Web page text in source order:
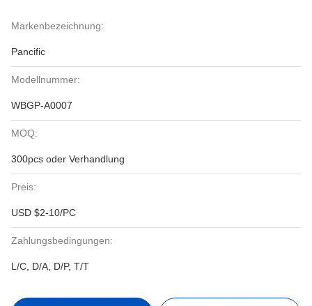
Markenbezeichnung:
Pancific
Modellnummer:
WBGP-A0007
MOQ:
300pcs oder Verhandlung
Preis:
USD $2-10/PC
Zahlungsbedingungen:
L/C, D/A, D/P, T/T